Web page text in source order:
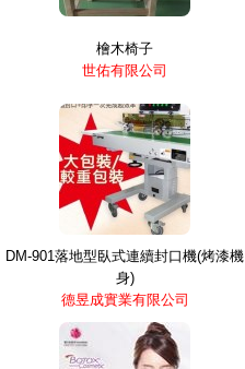
檜木椅子
世佑有限公司
DM-901落地型臥式連續封口機(烤漆機
身)
德昱成實業有限公司